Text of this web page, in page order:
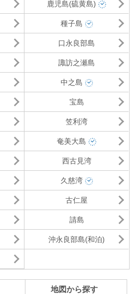
鹿児島(硫黄島)
種子島
口永良部島
諏訪之瀬島
中之島
宝島
笠利湾
奄美大島
西古見湾
久慈湾
古仁屋
請島
沖永良部島(和泊)
地図から探す